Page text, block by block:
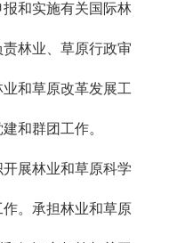
和实施有关国际林
林业、草原行政审
和草原改革发展工
和群团工作。
展林业和草原科学
。承担林业和草原